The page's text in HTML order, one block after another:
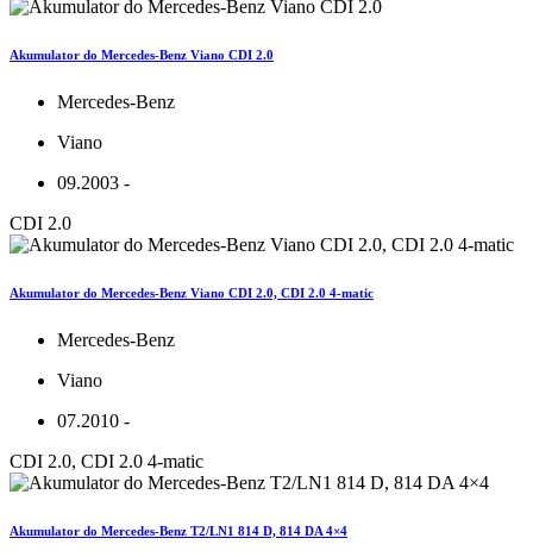
Akumulator do Mercedes-Benz Viano CDI 2.0
Mercedes-Benz
Viano
09.2003 -
CDI 2.0
Akumulator do Mercedes-Benz Viano CDI 2.0, CDI 2.0 4-matic
Mercedes-Benz
Viano
07.2010 -
CDI 2.0, CDI 2.0 4-matic
Akumulator do Mercedes-Benz T2/LN1 814 D, 814 DA 4×4